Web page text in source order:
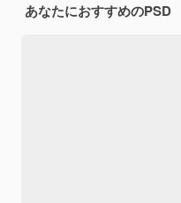
あなたにおすすめのPSD